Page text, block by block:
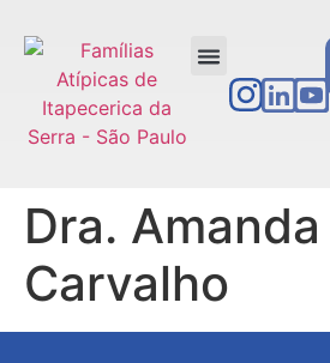
Dra. Amanda
Carvalho